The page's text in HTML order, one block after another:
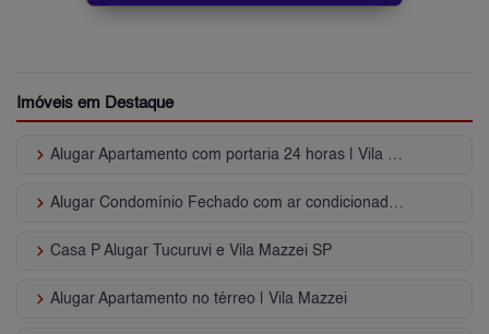
Imóveis em Destaque
keyboard_arrow_right
keyboard_arrow_right
keyboard_arrow_right Casa P Alugar Tucuruvi e Vila Mazzei SP
keyboard_arrow_right Alugar Apartamento no térreo | Vila Mazzei